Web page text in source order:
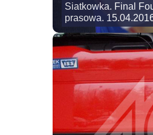
Siatkowka. Final
prasowa.